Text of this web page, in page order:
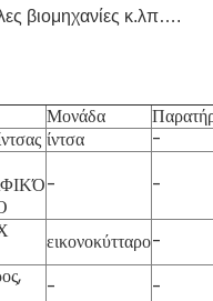
βιομηχανίες κ.λπ….
Μονάδα
ίντσα
-
- -
εικονοκύτταρο-
- -